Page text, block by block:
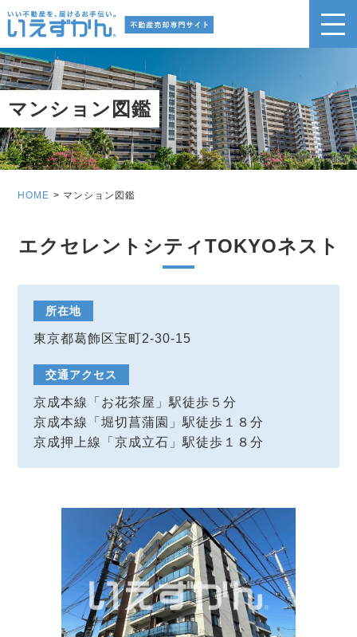
マンション図鑑
HOME マンション図鑑
エクセレントシティTOKYOネスト
所在地
東京都葛飾区宝町2-30-15
交通アクセス
京成本線「お花茶屋」駅徒歩５分
京成本線「堀切菖蒲園」駅徒歩１８分
京成押上線「京成立石」駅徒歩１８分